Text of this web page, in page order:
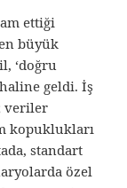
ettiği
büyük
‘doğru
geldi. İş
veriler
kopuklukları
standart
özel